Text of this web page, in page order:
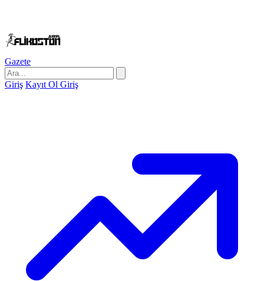
Gazete
Giriş Kayıt Ol Giriş